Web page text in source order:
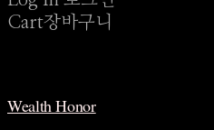
Cart장바구니
Wealth Honor